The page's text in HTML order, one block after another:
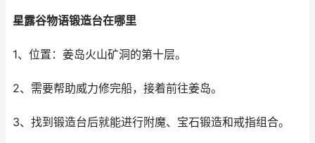
星露谷物语锻造台在哪里
1、位置：姜岛火山矿洞的第十层。
2、需要帮助威力修完船，接着前往姜岛。
3、找到锻造台后就能进行附魔、宝石锻造和戒指组合。